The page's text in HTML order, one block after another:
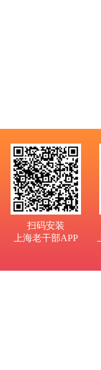
扫码安装
上海老干部APP